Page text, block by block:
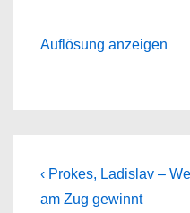
Auflösung anzeigen
Previous
Post
‹ Prokes, Ladislav –
am Zug gewinnt